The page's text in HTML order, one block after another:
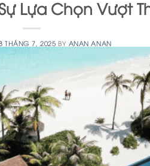
Lựa Chọn Vượt
THÁNG 7, 2025 BY ANAN ANAN